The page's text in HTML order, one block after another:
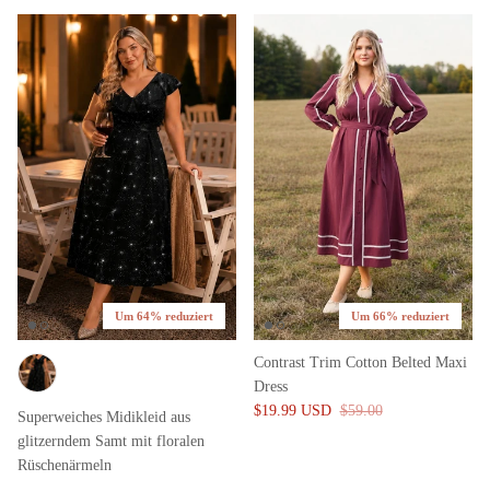
Um 64% reduziert
Superweiches Midikleid aus
glitzerndem Samt mit floralen
Rüschenärmeln
Um 66% reduziert
Contrast Trim Cotton Belted Maxi
Dress
$19.99 USD $59.00